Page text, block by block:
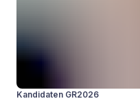
Kandidaten GR2026